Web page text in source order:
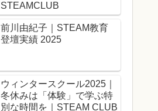
STEAMCLUB
前川由紀子｜STEAM教育
登壇実績 2025
ウィンタースクール2025｜
冬休みは「体験」で学ぶ特
別な時間を｜STEAM CLUB